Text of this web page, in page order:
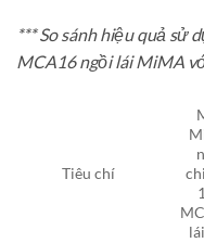
*** So sánh hiệu quả sử
MCA16 ngồi lái MiMA
Tiêu chí